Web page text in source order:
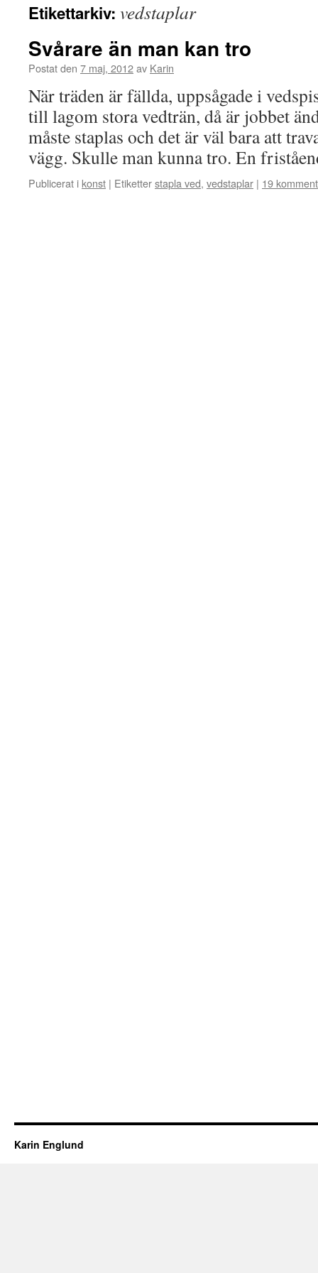
Etikettarkiv: vedstaplar
Svårare än man kan tro
Postat den 7 maj, 2012av Karin
När träden är fällda, uppsågade i
till lagom stora vedträn, då är jobbet
måste staplas och det är väl bara att
vägg. Skulle man kunna tro. En
Publicerat i konst | Etiketterstapla ved, vedstaplar | 19
Karin Englund